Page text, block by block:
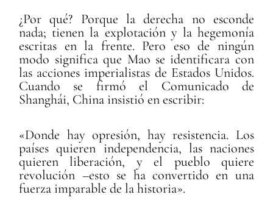
¿Por qué? Porque la derecha no esconde
nada; tienen la explotación y la hegemonía
escritas en la frente. Pero eso de ningún
modo significa que Mao se identificara con
las acciones imperialistas de Estados Unidos.
Cuando se firmó el Comunicado de
Shanghái, China insistió en escribir:
«Donde hay opresión, hay resistencia. Los
países quieren independencia, las naciones
quieren liberación, y el pueblo quiere
revolución –esto se ha convertido en una
fuerza imparable de la historia».